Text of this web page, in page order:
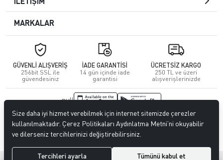
MARKALAR
GÜVENLİ ALIŞVERİŞ
256bit SSL ile
güvendesiniz
İADE GARANTİSİ
14 gün içinde iade
garantisi
ÜCRETSİZ KARGO
250 TL ve üzeri
alışverişlerinizde
null
© 2023CENGİZ DERİ. Tüm hakları saklıdır.
Hipotenüs ®Yeni Nesil E-Ticaret Sistemleri ile Hazırlanmıştır.
Size daha iyi hizmet verebilmek için internet sitemizde çerezler
kullanılmaktadır. Çerez Politikaları Aydınlatma Metni’ni okuyabilir
ve dilerseniz tercihlerinizi değiştirebilirsiniz.
Tercihleri ayarla Tümünü kabul et